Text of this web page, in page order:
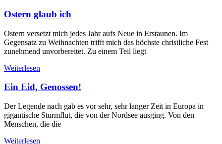
Ostern glaub ich
Ostern versetzt mich jedes Jahr aufs Neue in Erstaunen. Im
Gegensatz zu Weihnachten trifft mich das höchste christliche Fest
zunehmend unvorbereitet. Zu einem Teil liegt
Weiterlesen
Ein Eid, Genossen!
Der Legende nach gab es vor sehr, sehr langer Zeit in Europa in
gigantische Sturmflut, die von der Nordsee ausging. Von den
Menschen, die die
Weiterlesen